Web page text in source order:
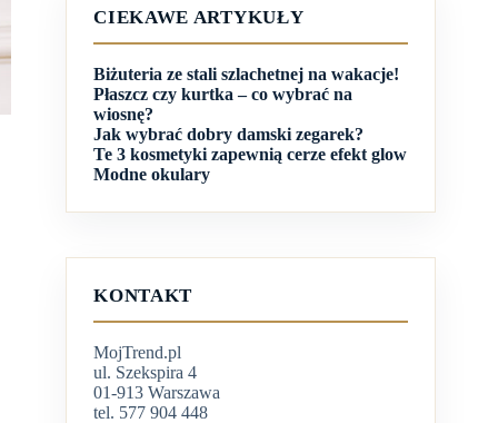
CIEKAWE ARTYKUŁY
Biżuteria ze stali szlachetnej na wakacje!
Płaszcz czy kurtka – co wybrać na
wiosnę?
Jak wybrać dobry damski zegarek?
Te 3 kosmetyki zapewnią cerze efekt glow
Modne okulary
KONTAKT
MojTrend.pl
ul. Szekspira 4
01-913 Warszawa
tel. 577 904 448